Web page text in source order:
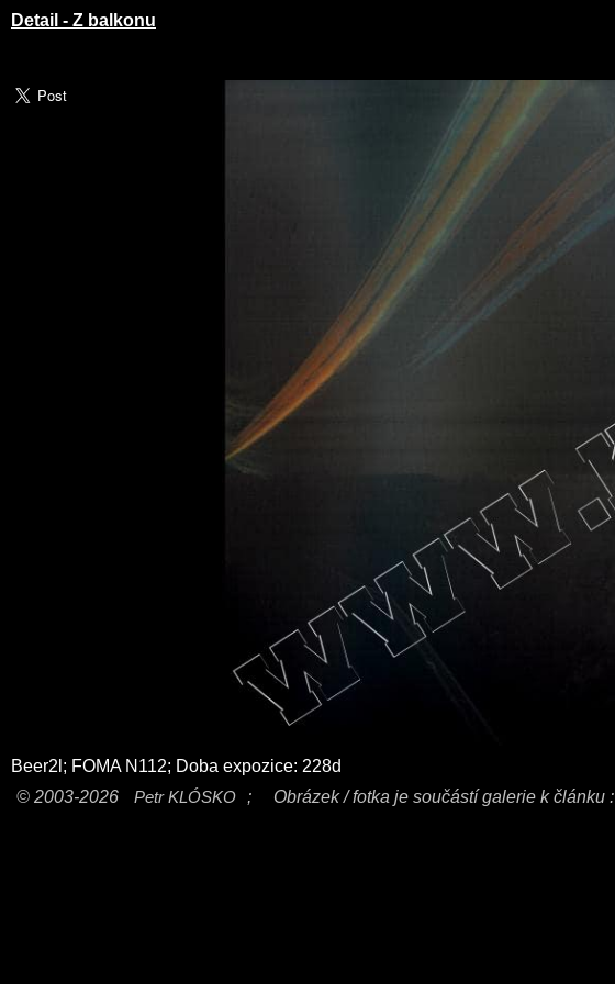
Detail - Z balkonu
Beer2l; FOMA N112; Doba expozice: 228d
© 2003-2026
Petr KLÓSKO ; Obrázek / fotka je součástí galerie k článku :